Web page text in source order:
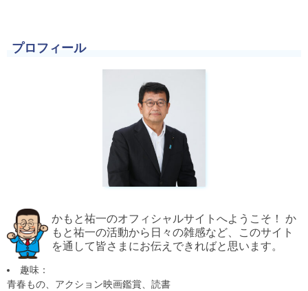
プロフィール
かもと祐一のオフィシャルサイトへようこそ！ か
もと祐一の活動から日々の雑感など、このサイト
を通して皆さまにお伝えできればと思います。
趣味：
青春もの、アクション映画鑑賞、読書